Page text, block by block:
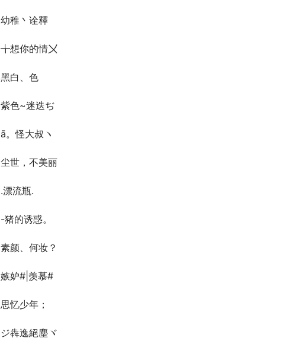
幼稚丶诠釋
╈想你的情〤
黑白、色
紫色~迷迭ぢ
ā。怪大叔ヽ
尘世，不美丽
.漂流瓶.
-猪的诱惑。
素颜、何妆？
嫉妒#|羡慕#
思忆少年；
ジ犇逸絕塵ヾ